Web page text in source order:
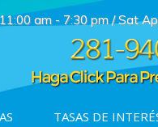
am - 7:30 pm / Sat
TASAS DE